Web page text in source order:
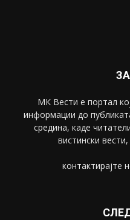
МК Вести е портал
информации до
средина, каде
вистински
контактирајте